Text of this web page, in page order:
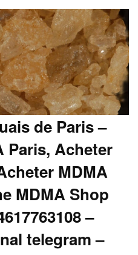
de Paris –
Paris, Acheter
MDMA
MDMA Shop
–
telegram –